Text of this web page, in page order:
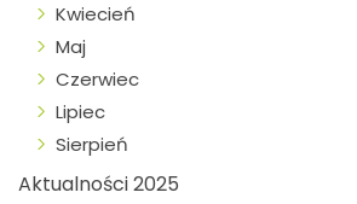
Kwiecień
Maj
Czerwiec
Lipiec
Sierpień
Aktualności 2025